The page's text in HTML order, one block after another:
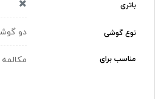
باتری
نوع گوشی دو
مناسب برای